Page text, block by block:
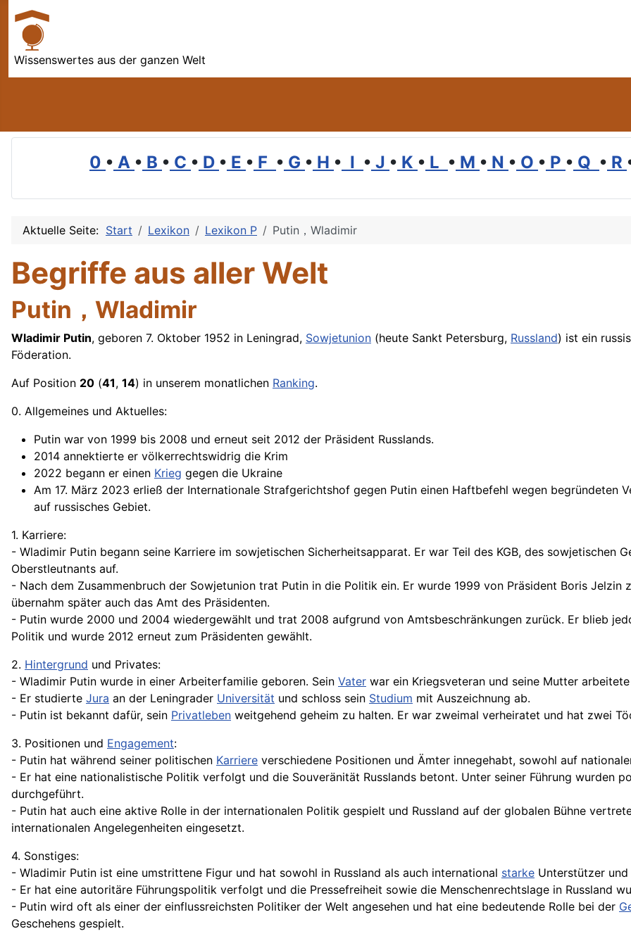
Wissenswertes aus der ganzen Welt
0 • A • B • C • D • E • F • G • H • I • J • K • L • M • N • O • P • Q • R
Aktuelle Seite: Start Lexikon Lexikon P Putin，Wladimir
Begriffe aus aller Welt
Putin，Wladimir
Wladimir Putin, geboren 7. Oktober 1952 in Leningrad, Sowjetunion (heute Sankt Petersburg, Russland) ist ein
Föderation.
Auf Position 20 (41, 14) in unserem monatlichen Ranking.
0. Allgemeines und Aktuelles:
Putin war von 1999 bis 2008 und erneut seit 2012 der Präsident Russlands.
2014 annektierte er völkerrechtswidrig die Krim
2022 begann er einen Krieg gegen die Ukraine
Am 17. März 2023 erließ der Internationale Strafgerichtshof gegen Putin einen Haftbefehl wegen begründeten
auf russisches Gebiet.
1. Karriere:
- Wladimir Putin begann seine Karriere im sowjetischen Sicherheitsapparat. Er war Teil des KGB, des sowjetischen
Oberstleutnants auf.
- Nach dem Zusammenbruch der Sowjetunion trat Putin in die Politik ein. Er wurde 1999 von Präsident Boris Jelzin
übernahm später auch das Amt des Präsidenten.
- Putin wurde 2000 und 2004 wiedergewählt und trat 2008 aufgrund von Amtsbeschränkungen zurück. Er blieb
Politik und wurde 2012 erneut zum Präsidenten gewählt.
2. Hintergrund und Privates:
- Wladimir Putin wurde in einer Arbeiterfamilie geboren. Sein Vater war ein Kriegsveteran und seine Mutter
- Er studierte Jura an der Leningrader Universität und schloss sein Studium mit Auszeichnung ab.
- Putin ist bekannt dafür, sein Privatleben weitgehend geheim zu halten. Er war zweimal verheiratet und hat zwei
3. Positionen und Engagement:
- Putin hat während seiner politischen Karriere verschiedene Positionen und Ämter innegehabt, sowohl auf
- Er hat eine nationalistische Politik verfolgt und die Souveränität Russlands betont. Unter seiner Führung wurden
durchgeführt.
- Putin hat auch eine aktive Rolle in der internationalen Politik gespielt und Russland auf der globalen Bühne
internationalen Angelegenheiten eingesetzt.
4. Sonstiges:
- Wladimir Putin ist eine umstrittene Figur und hat sowohl in Russland als auch international starke Unterstützer und
- Er hat eine autoritäre Führungspolitik verfolgt und die Pressefreiheit sowie die Menschenrechtslage in Russland
- Putin wird oft als einer der einflussreichsten Politiker der Welt angesehen und hat eine bedeutende Rolle bei der
Geschehens gespielt.